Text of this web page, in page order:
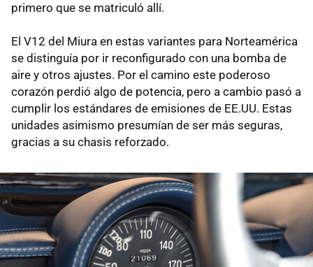
primero que se matriculó allí.
El V12 del Miura en estas variantes para Norteamérica
se distinguía por ir reconfigurado con una bomba de
aire y otros ajustes. Por el camino este poderoso
corazón perdió algo de potencia, pero a cambio pasó a
cumplir los estándares de emisiones de EE.UU. Estas
unidades asimismo presumían de ser más seguras,
gracias a su chasis reforzado.